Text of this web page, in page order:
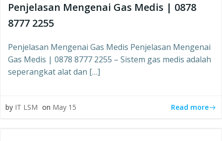
Penjelasan Mengenai Gas Medis | 0878
8777 2255
Penjelasan Mengenai Gas Medis Penjelasan Mengenai
Gas Medis | 0878 8777 2255 – Sistem gas medis adalah
seperangkat alat dan […]
by IT LSM on May 15 Read more